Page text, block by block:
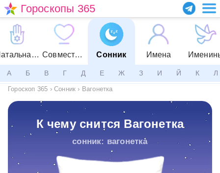
Гороскопы 365
Натальная карта Совместимость Сонник Имена
А Б В Г Д Е Ж З И Й К Л
Гороскоп 365 › Сонник › Вагонетка
К чему снится Вагонетка
сонник: вагонетка